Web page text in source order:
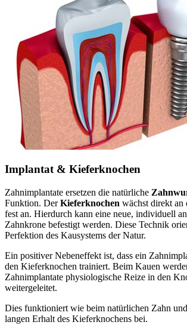
Implantat & Kieferknochen
Zahnimplantate ersetzen die natürliche
Funktion. DerKieferknochen wächst direkt an
fest an. Hierdurch kann eine neue, individuell
Zahnkrone befestigt werden. Diese Technik
Perfektion des Kausystems der Natur.
Ein positiver Nebeneffekt ist, dass ein
den Kieferknochen trainiert. Beim Kauen
Zahnimplantate physiologische Reize in den
weitergeleitet.
Dies funktioniert wie beim natürlichen Zahn
langen Erhalt des Kieferknochens bei.